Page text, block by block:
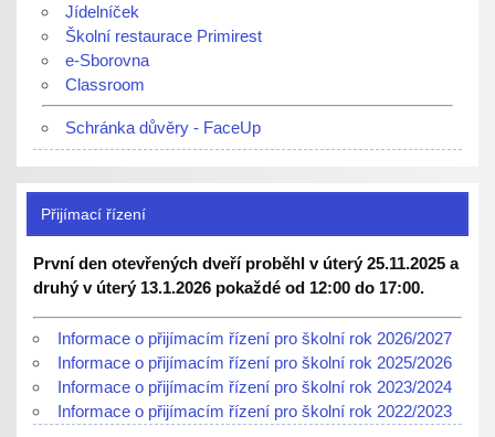
Jídelníček
Školní restaurace Primirest
e-Sborovna
Classroom
Schránka důvěry - FaceUp
Přijímací řízení
První den otevřených dveří proběhl v úterý 25.11.2025 a
druhý v úterý 13.1.2026 pokaždé od 12:00 do 17:00.
Informace o přijímacím řízení pro školní rok 2026/2027
Informace o přijímacím řízení pro školní rok 2025/2026
Informace o přijímacím řízení pro školní rok 2023/2024
Informace o přijímacím řízení pro školní rok 2022/2023